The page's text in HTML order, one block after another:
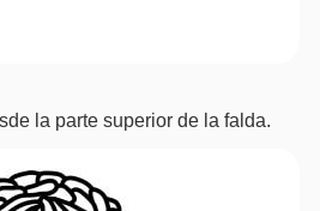
la parte superior de la falda.